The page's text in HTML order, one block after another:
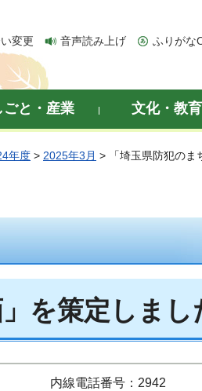
変更 音声読み上げ ふりがな
ごと・産業 文化・教育
年度 > 2025年3月 > 「埼玉県防犯のま
を策定しまし
内線電話番号：2942